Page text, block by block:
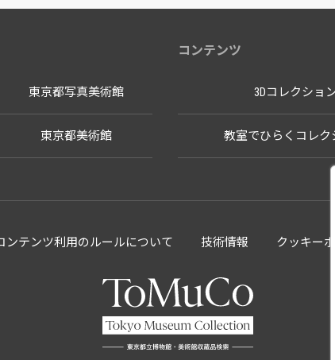
東京都写真美術館
東京都美術館
コンテンツ
3Dコレクショ
教室でひらくコレク
ンテンツ利用のルールについて 技術情報 クッキー